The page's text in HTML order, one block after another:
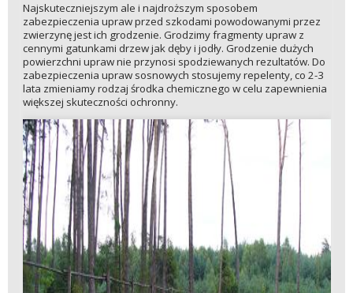
Najskuteczniejszym ale i najdroższym sposobem
zabezpieczenia upraw przed szkodami powodowanymi przez
zwierzynę jest ich grodzenie. Grodzimy fragmenty upraw z
cennymi gatunkami drzew jak dęby i jodły. Grodzenie dużych
powierzchni upraw nie przynosi spodziewanych rezultatów. Do
zabezpieczenia upraw sosnowych stosujemy repelenty, co 2-3
lata zmieniamy rodzaj środka chemicznego w celu zapewnienia
większej skuteczności ochronny.